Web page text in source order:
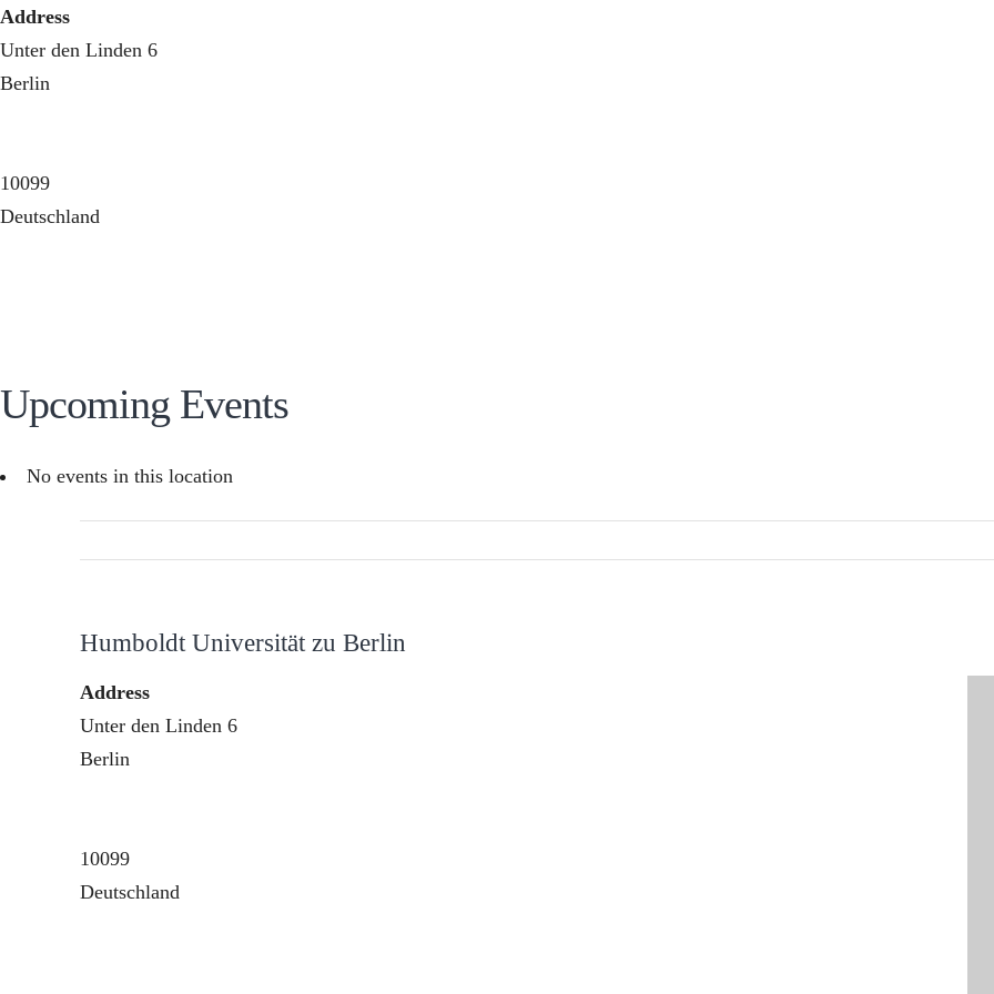
Zum
Inhalt
springen
Address
Unter den Linden 6
Berlin
10099
Deutschland
Upcoming Events
No events in this location
Humboldt Universität zu Berlin
Address
Unter den Linden 6
Berlin
10099
Deutschland